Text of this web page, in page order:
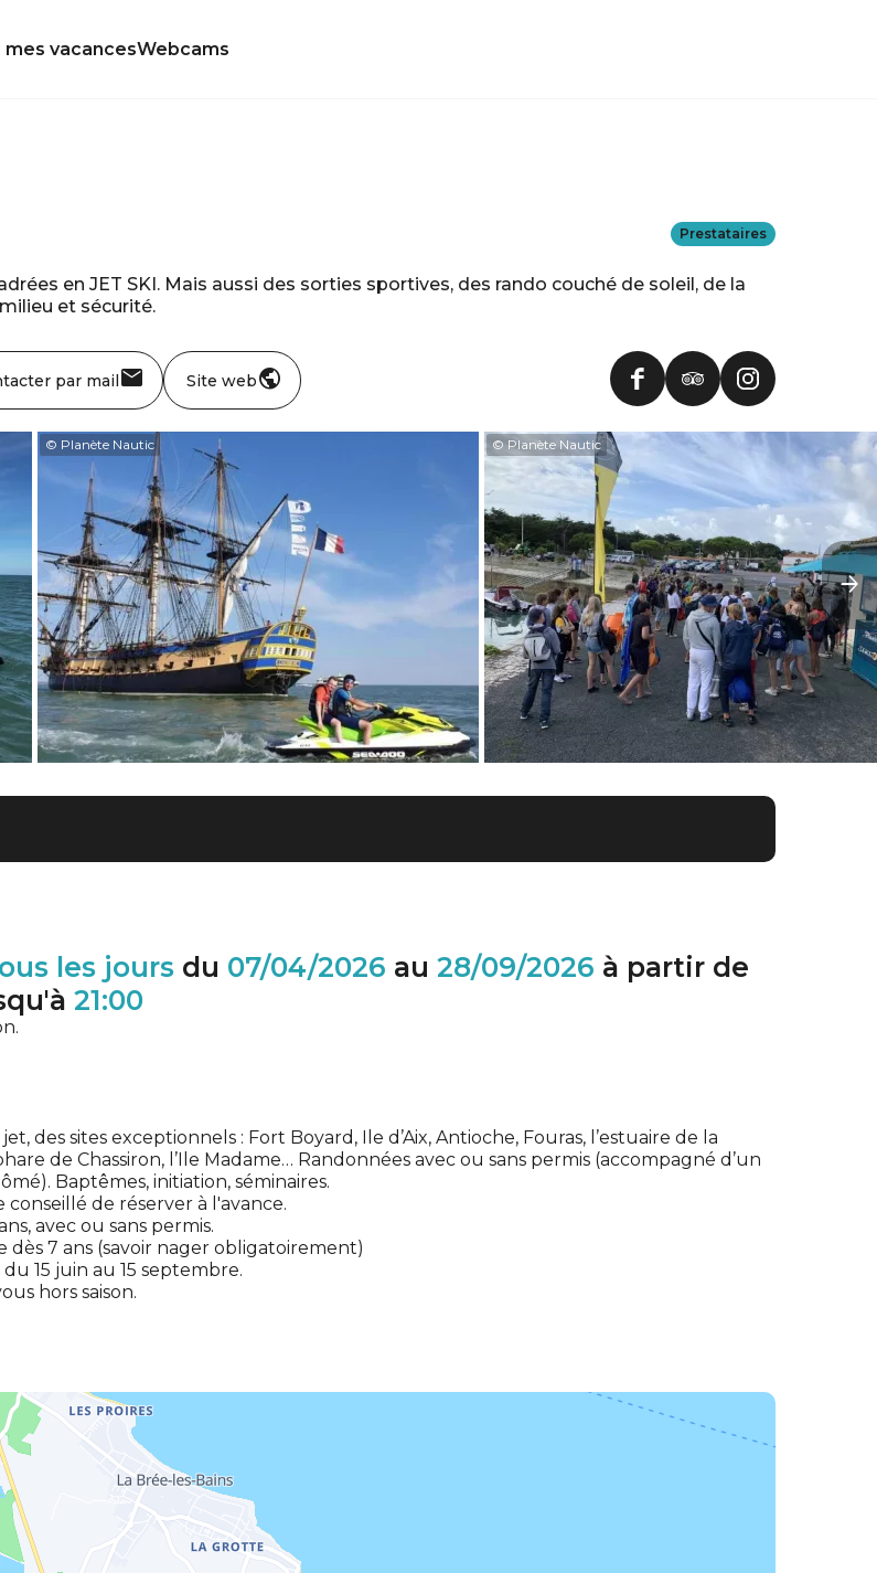
vacancesWebcams
en JET SKI. Mais aussi des sorties sportives, des rando couché de soleil, de la
et sécurité.
Prestataires
par mail Site web
© Planète Nautic © Planète Nautic
les joursdu 07/04/2026 au 28/09/2026 à partir de
21:00
des sites exceptionnels : Fort Boyard, Ile d’Aix, Antioche, Fouras, l’estuaire de la
de Chassiron, l’Ile Madame… Randonnées avec ou sans permis (accompagné d’un
Baptêmes, initiation, séminaires.
conseillé de réserver à l'avance.
avec ou sans permis.
dès 7 ans (savoir nager obligatoirement)
15 juin au 15 septembre.
hors saison.